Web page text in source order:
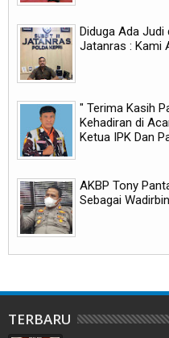
Diduga Ada Judi
Jatanras : Kami
" Terima Kasih
Kehadiran di
Ketua IPK Dan
AKBP Tony
Sebagai
TERBARU